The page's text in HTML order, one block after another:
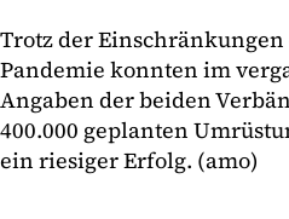
Trotz der
Pandemie konnten im
Angaben der beiden
400.000 geplanten
ein riesiger Erfolg. (amo)